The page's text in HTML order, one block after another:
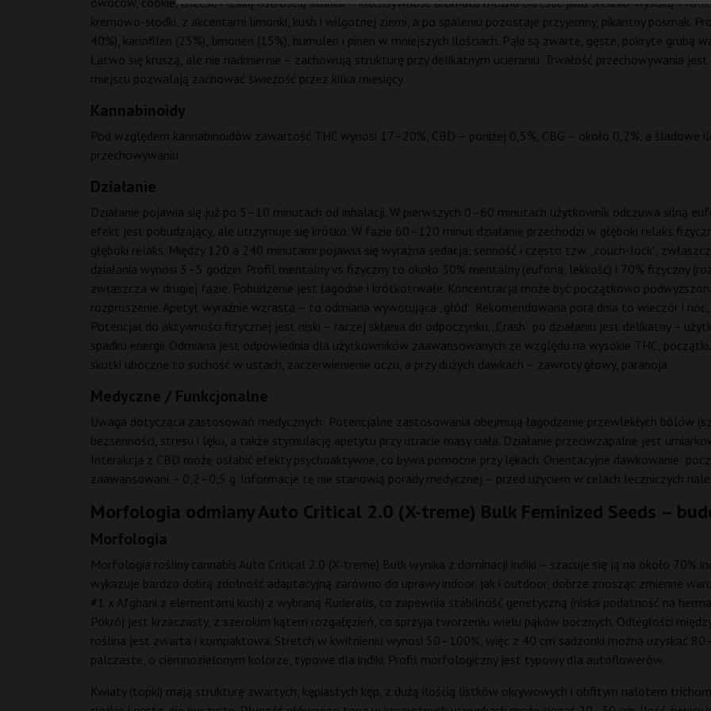
kremowo-słodki, z akcentami limonki, kush i wilgotnej ziemi, a po spaleniu pozostaje przyjemny, pikantny posmak.
40%), kariofilen (25%), limonen (15%), humulen i pinen w mniejszych ilościach. Pąki są zwarte, gęste, pokryte grubą
Łatwo się kruszą, ale nie nadmiernie – zachowują strukturę przy delikatnym ucieraniu. Trwałość przechowywania
miejscu pozwalają zachować świeżość przez kilka miesięcy.
Kannabinoidy
Pod względem kannabinoidów zawartość THC wynosi 17–20%, CBD – poniżej 0,5%, CBG – około 0,2%, a śladowe
przechowywaniu.
Działanie
Działanie pojawia się już po 5–10 minutach od inhalacji. W pierwszych 0–60 minutach użytkownik odczuwa silną
efekt jest pobudzający, ale utrzymuje się krótko. W fazie 60–120 minut działanie przechodzi w głęboki relaks
głęboki relaks. Między 120 a 240 minutami pojawia się wyraźna sedacja, senność i często tzw. „couch-lock”,
działania wynosi 3–5 godzin. Profil mentalny vs fizyczny to około 30% mentalny (euforia, lekkość) i 70% fizyczny
zwłaszcza w drugiej fazie. Pobudzenie jest łagodne i krótkotrwałe. Koncentracja może być początkowo
rozproszenie. Apetyt wyraźnie wzrasta – to odmiana wywołująca „głód”. Rekomendowana pora dnia to wieczór i
Potencjał do aktywności fizycznej jest niski – raczej skłania do odpoczynku. „Crash” po działaniu jest delikatny –
spadku energii. Odmiana jest odpowiednia dla użytkowników zaawansowanych ze względu na wysokie THC,
skutki uboczne to suchość w ustach, zaczerwienienie oczu, a przy dużych dawkach – zawroty głowy, paranoja.
Medyczne / Funkcjonalne
Uwaga dotycząca zastosowań medycznych: Potencjalne zastosowania obejmują łagodzenie przewlekłych bólów
bezsenności, stresu i lęku, a także stymulację apetytu przy utracie masy ciała. Działanie przeciwzapalne jest
Interakcja z CBD może osłabić efekty psychoaktywne, co bywa pomocne przy lękach. Orientacyjne dawkowanie:
zaawansowani – 0,2–0,5 g. Informacje te nie stanowią porady medycznej – przed użyciem w celach leczniczych
Morfologia odmiany Auto Critical 2.0 (X-treme) Bulk Feminized Seeds –
Morfologia
Morfologia rośliny cannabis Auto Critical 2.0 (X‑treme) Bulk wynika z dominacji indiki – szacuje się ją na około 70%
wykazuje bardzo dobrą zdolność adaptacyjną zarówno do uprawy indoor, jak i outdoor, dobrze znosząc zmienne
#1 x Afghani z elementami kush) z wybraną Ruderalis, co zapewnia stabilność genetyczną (niska podatność na
Pokrój jest krzaczasty, z szerokim kątem rozgałęzień, co sprzyja tworzeniu wielu pąków bocznych. Odległości
roślina jest zwarta i kompaktowa. Stretch w kwitnieniu wynosi 50–100%, więc z 40 cm sadzonki można uzyskać
palczaste, o ciemnozielonym kolorze, typowe dla indiki. Profil morfologiczny jest typowy dla autoflowerów.
Kwiaty (topki) mają strukturę zwartych, kępiastych kęp, z dużą ilością listków okrywowych i obfitym nalotem